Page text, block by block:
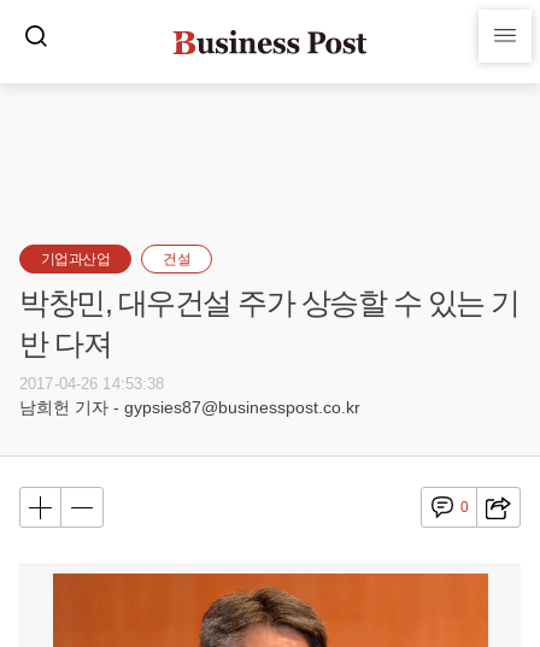
기업과산업 건설
박창민, 대우건설 주가 상승할 수 있는 기
반 다져
2017-04-26 14:53:38
남희헌 기자 - gypsies87@businesspost.co.kr
0